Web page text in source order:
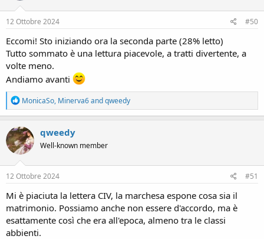
n
s
12 Ottobre 2024 #50
Eccomi! Sto iniziando ora la seconda parte (28% letto)
Tutto sommato è una lettura piacevole, a tratti divertente, a
volte meno.
Andiamo avanti
R
e
a
c
t
i
o
n
s
MonicaSo, Minerva6andqweedy
qweedy
Well-known member
12 Ottobre 2024 #51
Mi è piaciuta la lettera CIV, la marchesa espone cosa sia il
matrimonio. Possiamo anche non essere d'accordo, ma è
esattamente così che era all'epoca, almeno tra le classi
abbienti.